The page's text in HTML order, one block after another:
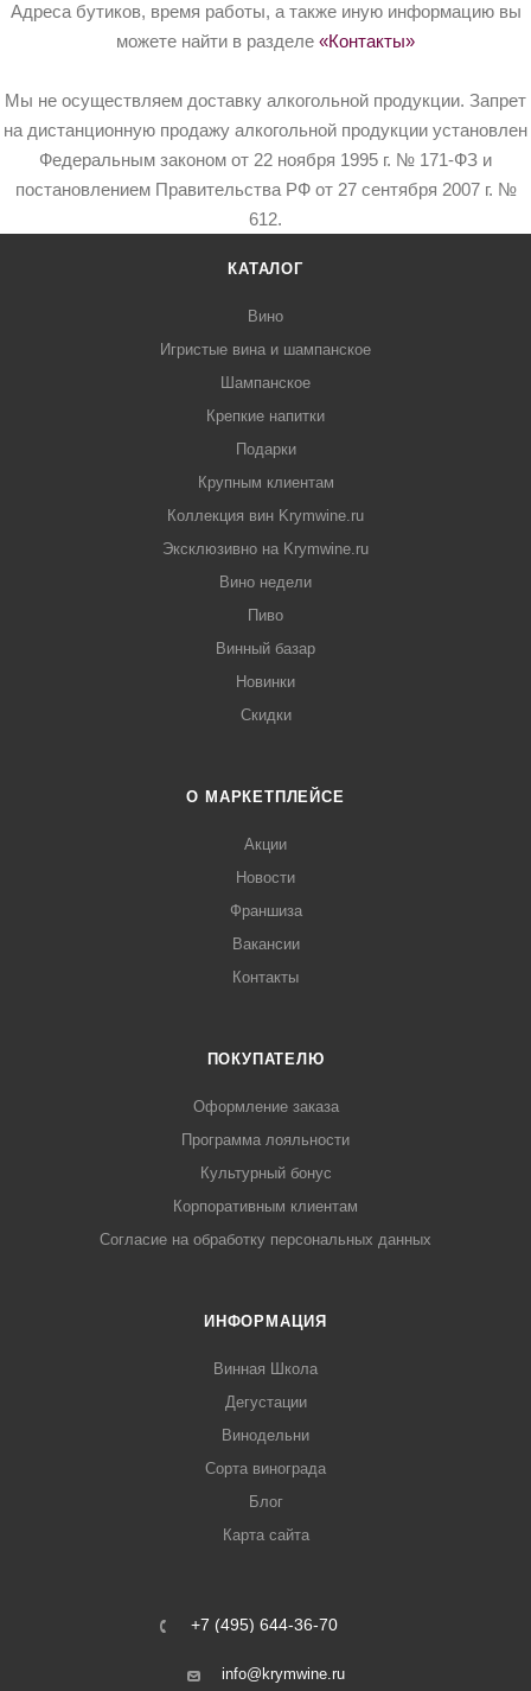
Адреса бутиков, время работы, а также иную информацию вы
можете найти в разделе «Контакты»
Мы не осуществляем доставку алкогольной продукции. Запрет
на дистанционную продажу алкогольной продукции установлен
Федеральным законом от 22 ноября 1995 г. № 171-ФЗ и
постановлением Правительства РФ от 27 сентября 2007 г. №
612.
КАТАЛОГ
Вино
Игристые вина и шампанское
Шампанское
Крепкие напитки
Подарки
Крупным клиентам
Коллекция вин Krymwine.ru
Эксклюзивно на Krymwine.ru
Вино недели
Пиво
Винный базар
Новинки
Скидки
О МАРКЕТПЛЕЙСЕ
Акции
Новости
Франшиза
Вакансии
Контакты
ПОКУПАТЕЛЮ
Оформление заказа
Программа лояльности
Культурный бонус
Корпоративным клиентам
Согласие на обработку персональных данных
ИНФОРМАЦИЯ
Винная Школа
Дегустации
Винодельни
Сорта винограда
Блог
Карта сайта
+7 (495) 644-36-70
info@krymwine.ru